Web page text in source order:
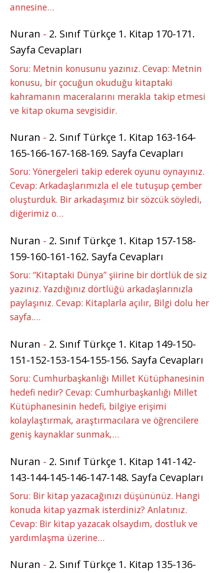
annesine…
Nuran - 2. Sınıf Türkçe 1. Kitap 170-171.
Sayfa Cevapları
Soru: Metnin konusunu yazınız. Cevap: Metnin
konusu, bir çocuğun okuduğu kitaptaki
kahramanın maceralarını merakla takip etmesi
ve kitap okuma sevgisidir.
Nuran - 2. Sınıf Türkçe 1. Kitap 163-164-
165-166-167-168-169. Sayfa Cevapları
Soru: Yönergeleri takip ederek oyunu oynayınız.
Cevap: Arkadaşlarımızla el ele tutuşup çember
oluşturduk. Bir arkadaşımız bir sözcük söyledi,
diğerimiz o…
Nuran - 2. Sınıf Türkçe 1. Kitap 157-158-
159-160-161-162. Sayfa Cevapları
Soru: “Kitaptaki Dünya” şiirine bir dörtlük de siz
yazınız. Yazdığınız dörtlüğü arkadaşlarınızla
paylaşınız. Cevap: Kitaplarla açılır, Bilgi dolu her
sayfa.…
Nuran - 2. Sınıf Türkçe 1. Kitap 149-150-
151-152-153-154-155-156. Sayfa Cevapları
Soru: Cumhurbaşkanlığı Millet Kütüphanesinin
hedefi nedir? Cevap: Cumhurbaşkanlığı Millet
Kütüphanesinin hedefi, bilgiye erişimi
kolaylaştırmak, araştırmacılara ve öğrencilere
geniş kaynaklar sunmak,…
Nuran - 2. Sınıf Türkçe 1. Kitap 141-142-
143-144-145-146-147-148. Sayfa Cevapları
Soru: Bir kitap yazacağınızı düşününüz. Hangi
konuda kitap yazmak isterdiniz? Anlatınız.
Cevap: Bir kitap yazacak olsaydım, dostluk ve
yardımlaşma üzerine…
Nuran - 2. Sınıf Türkçe 1. Kitap 135-136-